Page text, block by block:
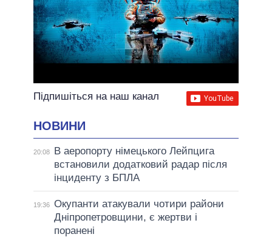
Підпишіться на наш канал
НОВИНИ
20:08
В аеропорту німецького Лейпцига
встановили додатковий радар після
інциденту з БПЛА
19:36 Окупанти атакували чотири райони
Дніпропетровщини, є жертви і
поранені